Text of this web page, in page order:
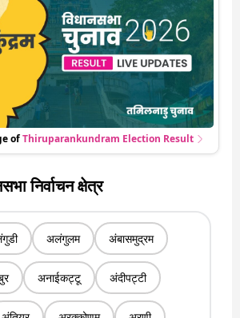
ofThiruparankundram Election Result
निर्वाचन क्षेत्र
अलंगुलम अंबासमुद्रम
अनाईकट्टू अंदीपट्टी